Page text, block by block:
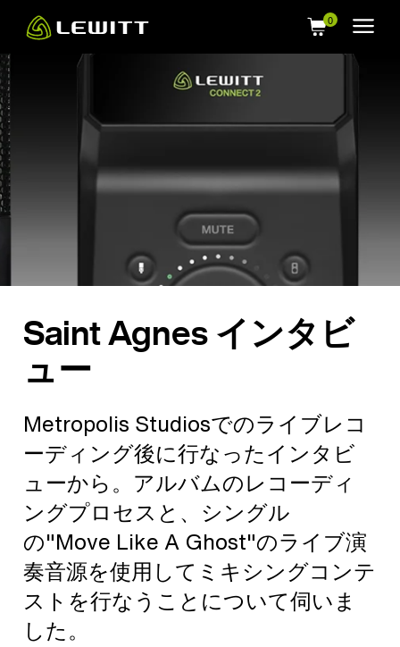
main
content
Saint Agnes インタビ
ュー
Metropolis Studiosでのライブレコ
ーディング後に行なったインタビ
ューから。アルバムのレコーディ
ングプロセスと、シングル
の"Move Like A Ghost"のライブ演
奏音源を使用してミキシングコンテ
ストを行なうことについて伺いま
した。